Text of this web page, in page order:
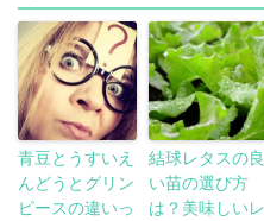
青豆とうすいえ
んどうとグリン
ピースの違いっ
結球レタスの良
い苗の選び方
は？美味しいレ